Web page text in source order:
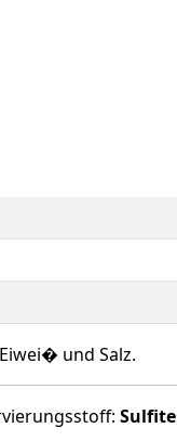
und Salz.
Sulfite